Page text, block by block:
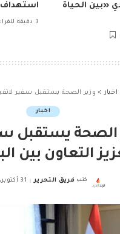
«بين الحياة
3 دقيقة للقراءة
اخبار > وزير الصحة يستقبل سفير لاتفيا
اخبار
الصحة يستقبل
التعاون بين
Posted
كتب فريق التحرير 31 أكتوبر، 2024